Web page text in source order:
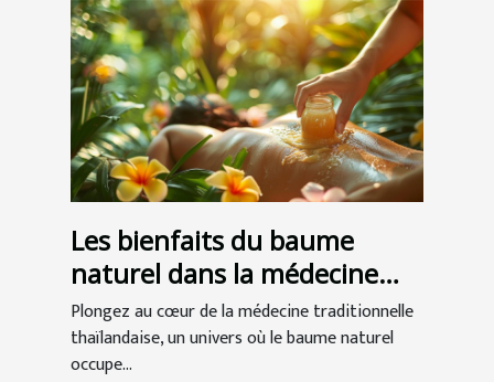
Les bienfaits du baume
naturel dans la médecine
traditionnelle thaïlandaise
Plongez au cœur de la médecine traditionnelle
thaïlandaise, un univers où le baume naturel
occupe...